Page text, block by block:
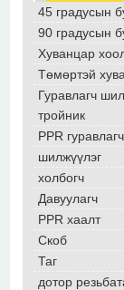
45 градусын
90 градусын
Хуванцар
Төмөртэй
Гуравлагч
тройник
PPR
шилжүүлэг
холбогч
Давуулагч
PPR хаалт
Скоб
Таг
дотор